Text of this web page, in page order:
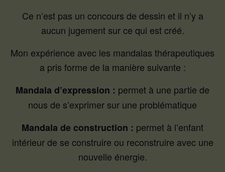
Ce n’est pas un concours de dessin et il n’y a
aucun jugement sur ce qui est créé.
Mon expérience avec les mandalas thérapeutiques
a pris forme de la manière suivante :
Mandala d’expression : permet à une partie de
nous de s’exprimer sur une problématique
Mandala de construction : permet à l’enfant
intérieur de se construire ou reconstruire avec une
nouvelle énergie.